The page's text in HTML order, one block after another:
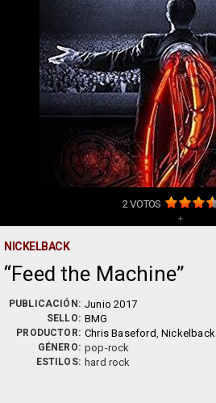
2VOTOS
+
NICKELBACK
Feed the Machine
PUBLICACIÓN: Junio 2017
SELLO: BMG
PRODUCTOR: Chris Baseford,Nickelback
GÉNERO: pop-rock
ESTILOS: hard rock